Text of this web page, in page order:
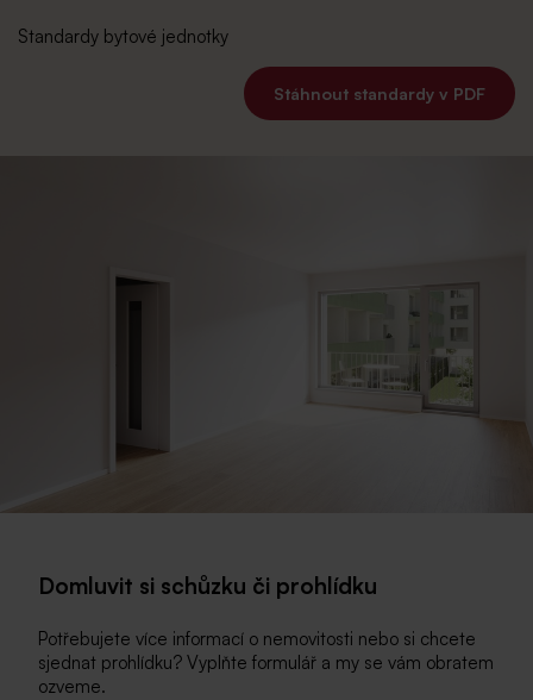
Standardy bytové jednotky
Stáhnout standardy v PDF
Domluvit si schůzku či prohlídku
Potřebujete více informací o nemovitosti nebo si chcete
sjednat prohlídku? Vyplňte formulář a my se vám obratem
ozveme.